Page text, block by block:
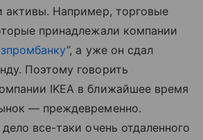
активы. Например, торговые
принадлежали компании
”, а уже он сдал
Поэтому говорить
IKEA в ближайшее время
— преждевременно.
все-таки очень отдаленного